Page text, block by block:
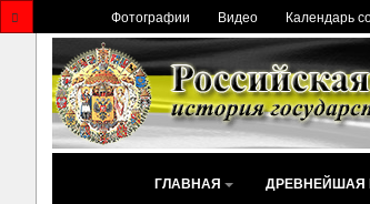
Фотографии Видео Календарь
ГЛАВНАЯ ДРЕВНЕЙШАЯ